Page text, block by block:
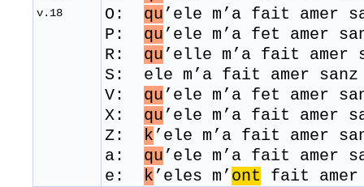
v.18
O: qu ’ele m’a fait
P: qu ’ele m’a fet amer
R: qu ’elle m’a fait
S: ele m’a fait amer
V: qu ’ele m’a fet amer
X: qu ’ele m’a fait amer
Z: k ’ele m’a fait amer
a: qu ’ele m’a fait amer
e: k ’eles m’ ont fait